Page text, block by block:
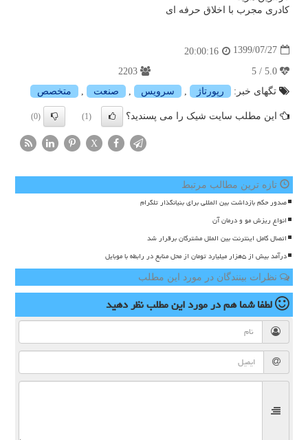
کادری مجرب با اخلاق حرفه ای
1399/07/27
20:00:16
تگهای خبر:
رپورتاژ سرویس صنعت متخصص
این مطلب سایت شیک را می پسندید؟ (1)
(0)
X
تازه ترین مطالب مرتبط
صدور حکم بازداشت بین المللی برای بنیانگذار تلگرام
انواع ریزش مو و درمان آن
اتصال کامل اینترنت بین الملل مشترکان برقرار شد
درآمد بیش از ۵هزار میلیارد تومان از محل منابع در رابطه با موبایل
نظرات بینندگان در مورد این مطلب
لطفا شما همدر مورد این مطلبنظر دهید